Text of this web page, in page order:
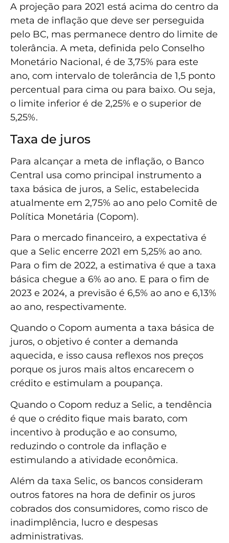
A projeção para 2021 está acima do centro da
meta de inflação que deve ser perseguida
pelo BC, mas permanece dentro do limite de
tolerância. A meta, definida pelo Conselho
Monetário Nacional, é de 3,75% para este
ano, com intervalo de tolerância de 1,5 ponto
percentual para cima ou para baixo. Ou seja,
o limite inferior é de 2,25% e o superior de
5,25%.
Taxa de juros
Para alcançar a meta de inflação, o Banco
Central usa como principal instrumento a
taxa básica de juros, a Selic, estabelecida
atualmente em 2,75% ao ano pelo Comitê de
Política Monetária (Copom).
Para o mercado financeiro, a expectativa é
que a Selic encerre 2021 em 5,25% ao ano.
Para o fim de 2022, a estimativa é que a taxa
básica chegue a 6% ao ano. E para o fim de
2023 e 2024, a previsão é 6,5% ao ano e 6,13%
ao ano, respectivamente.
Quando o Copom aumenta a taxa básica de
juros, o objetivo é conter a demanda
aquecida, e isso causa reflexos nos preços
porque os juros mais altos encarecem o
crédito e estimulam a poupança.
Quando o Copom reduz a Selic, a tendência
é que o crédito fique mais barato, com
incentivo à produção e ao consumo,
reduzindo o controle da inflação e
estimulando a atividade econômica.
Além da taxa Selic, os bancos consideram
outros fatores na hora de definir os juros
cobrados dos consumidores, como risco de
inadimplência, lucro e despesas
administrativas.